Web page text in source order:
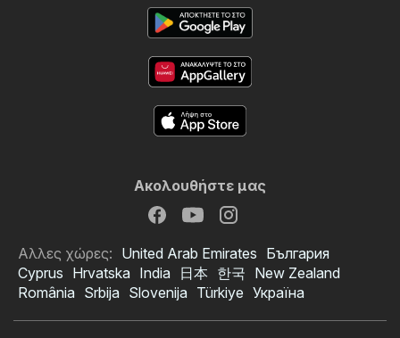
Ακολουθήστε μας
Αλλες χώρες: United Arab Emirates България
Cyprus Hrvatska India 日本 한국 New Zealand
România Srbija Slovenija Türkiye Україна